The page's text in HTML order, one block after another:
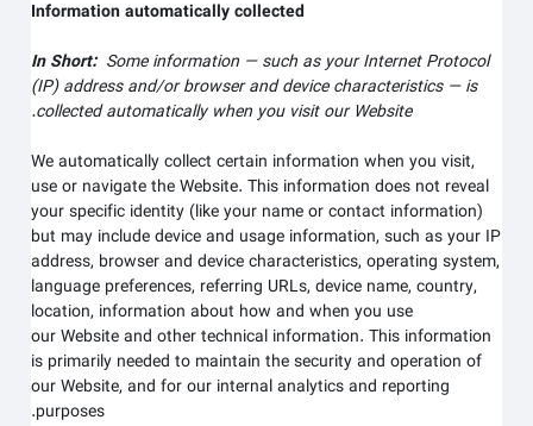
Information automatically collected
In Short:Some information — such as your Internet Protocol
(IP) address and/or browser and device characteristics — is
collected automatically when you visit ourWebsite
.
We automatically collect certain information when you visit,
use or navigate theWebsite. This information does not reveal
your specific identity (like your name or contact information)
but may include device and usage information, such as your IP
address, browser and device characteristics, operating system,
language preferences, referring URLs, device name, country,
location, information about how and when you use
ourWebsiteand other technical information. This information
is primarily needed to maintain the security and operation of
ourWebsite, and for our internal analytics and reporting
purposes.